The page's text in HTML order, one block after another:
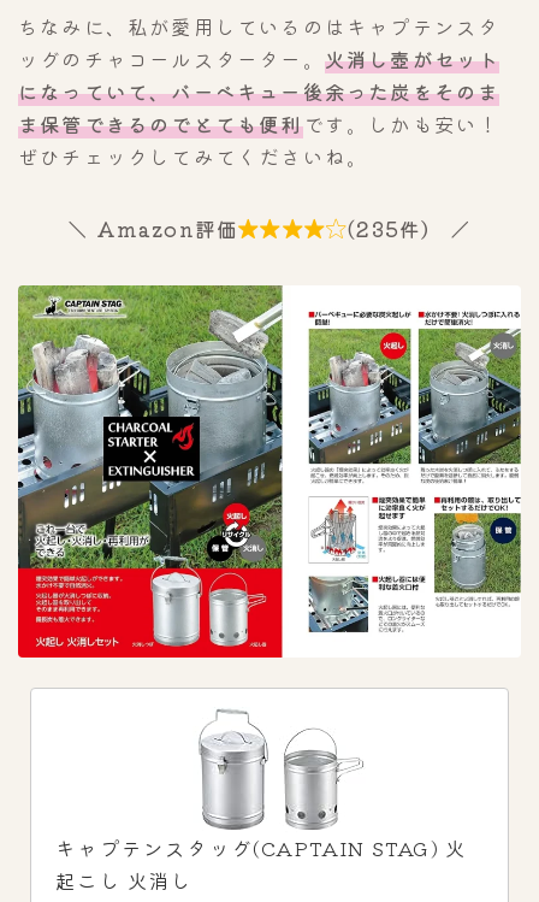
ちなみに、私が愛用しているのはキャプテンスタ
ッグのチャコールスターター。 火消し壺がセット
になっていて、バーベキュー後余った炭をそのま
ま保管できるのでとても便利です。しかも安い！
ぜひチェックしてみてくださいね。
＼ Amazon評価(235件） ／
キャプテンスタッグ(CAPTAIN STAG) 火
起こし 火消し